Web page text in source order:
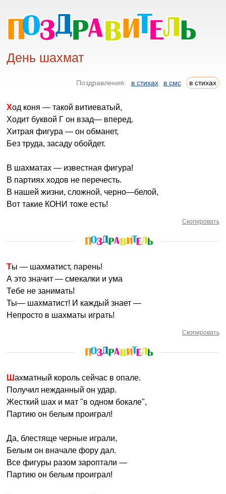
День шахмат
Поздравления: в стихах в смс в стихах
Ход коня — такой витиеватый,
Ходит буквой Г он взад— вперед.
Хитрая фигура — он обманет,
Без труда, засаду обойдет.
В шахматах — известная фигура!
В партиях ходов не перечесть.
В нашей жизни, сложной, черно—белой,
Вот такие КОНИ тоже есть!
Скопировать
Ты — шахматист, парень!
А это значит — смекалки и ума
Тебе не занимать!
Ты— шахматист! И каждый знает —
Непросто в шахматы играть!
Скопировать
Шахматный король сейчас в опале.
Получил нежданный он удар.
Жесткий шах и мат "в одном бокале",
Партию он белым проиграл!
Да, блестяще черные играли,
Белым он вначале фору дал.
Все фигуры разом зароптали —
Партию он белым проиграл!